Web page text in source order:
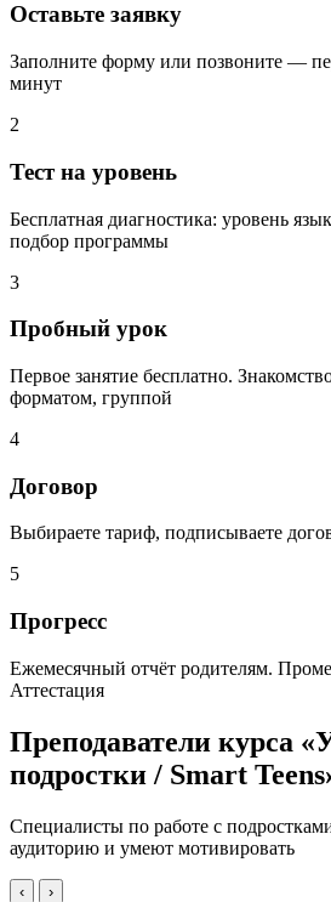
Оставьте заявку
Заполните форму или позвоните —
минут
2
Тест на уровень
Бесплатная диагностика: уровень
подбор программы
3
Пробный урок
Первое занятие бесплатно.
форматом, группой
4
Договор
Выбираете тариф, подписываете
5
Прогресс
Ежемесячный отчёт родителям.
Аттестация
Преподаватели курса
подростки / Smart
Специалисты по работе с
аудиторию и умеют мотивировать
‹ ›